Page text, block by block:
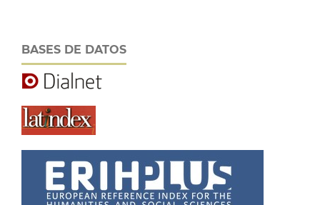
BASES DE DATOS